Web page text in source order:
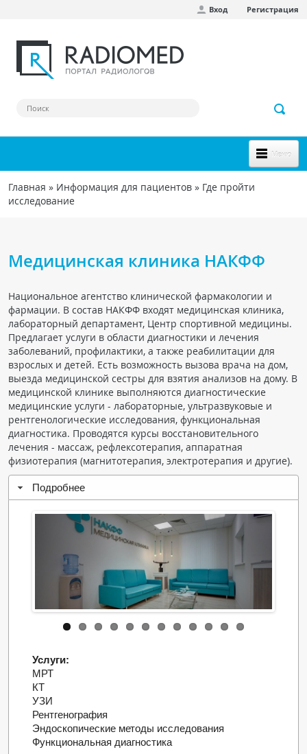
Вход Регистрация
Меню
НОВОЕ НА САЙТЕ
СООБЩЕСТВО
Форум
Чат RADIOMED
ОБРАЗОВАНИЕ
Интерактивные задания
Презентации
Публикации
Видео
Журнал "Лучевая диагностика и терапия"
КНИЖНЫЙ МАГАЗИН
ПАЦИЕНТАМ
Где пройти обследование
Магнитно-резонансная томография (МРТ)
Спросить врача
Вы здесь
Главная » Информация для пациентов » Где пройти
исследование
Медицинская клиника НАКФФ
Национальное агентство клинической фармакологии и
фармации. В состав НАКФФ входят медицинская клиника,
лабораторный департамент, Центр спортивной медицины.
Предлагает услуги в области диагностики и лечения
заболеваний, профилактики, а также реабилитации для
взрослых и детей. Есть возможность вызова врача на дом,
выезда медицинской сестры для взятия анализов на дому. В
медицинской клинике выполняются диагностические
медицинские услуги - лабораторные, ультразвуковые и
рентгенологические исследования, функциональная
диагностика. Проводятся курсы восстановительного
лечения - массаж, рефлексотерапия, аппаратная
физиотерапия (магнитотерапия, электротерапия и другие).
Подробнее
Услуги:
МРТ
КТ
УЗИ
Рентгенография
Эндоскопические методы исследования
Функциональная диагностика